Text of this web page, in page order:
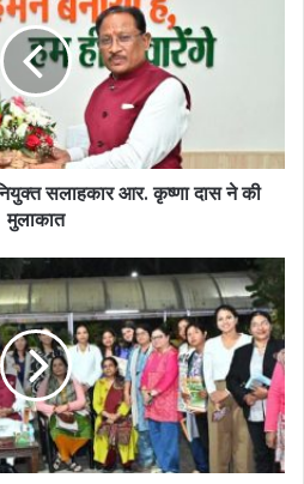
सलाहकार आर. कृष्णा दास ने की
मुलाकात